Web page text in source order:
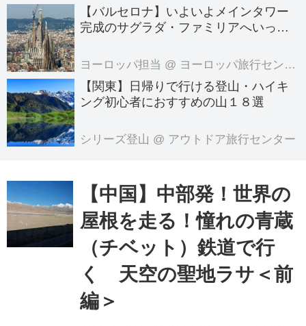
【バルセロナ】いよいよメインタワー
完成のサグラダ・ファミリアへいって
ヨーロッパ担当 @ ヨーロッパ旅行センター
【関東】日帰りで行ける登山・ハイキ
ング初心者におすすめの山１８選
シリーズ登山 @ アウトドア旅行センター
【中国】中部発！世界の
屋根を走る！憧れの青蔵
（チベット）鉄道で行
く 天空の聖地ラサ＜前
編＞